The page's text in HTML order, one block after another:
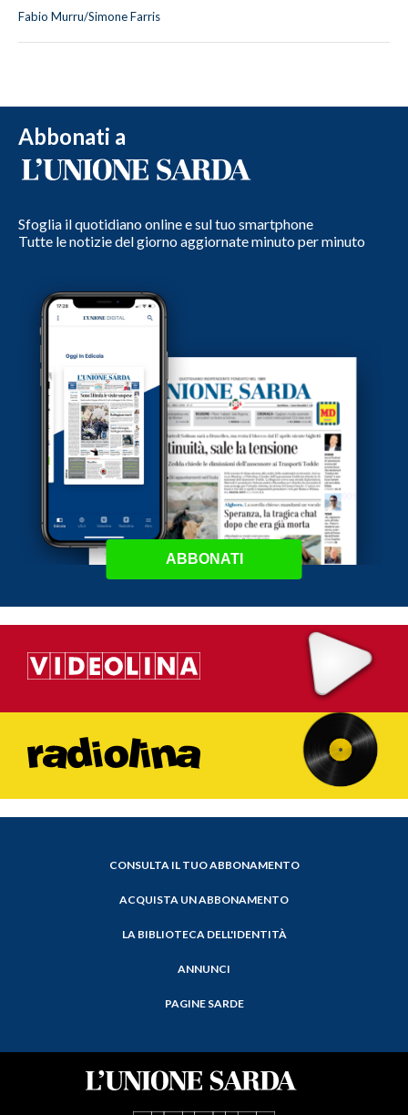
Fabio Murru/Simone Farris
Abbonati a
Sfoglia il quotidiano online e sul tuo smartphone
Tutte le notizie del giorno aggiornate minuto per minuto
ABBONATI
CONSULTA IL TUO ABBONAMENTO
ACQUISTA UN ABBONAMENTO
LA BIBLIOTECA DELL'IDENTITÀ
ANNUNCI
PAGINE SARDE